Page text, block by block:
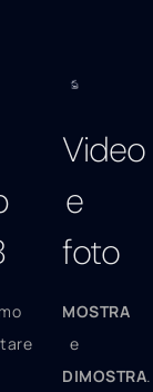
Video
e
foto
MOSTRA
e
DIMOSTRA.